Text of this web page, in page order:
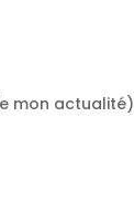
mon actualité)